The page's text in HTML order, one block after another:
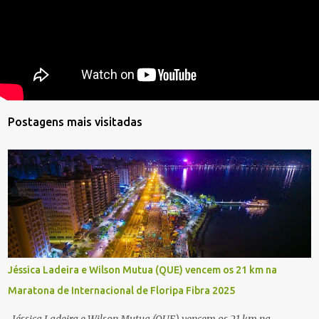
Postagens mais visitadas
Jéssica Ladeira e Wilson Mutua (QUE) vencem os 21 km na
Maratona de Internacional de Floripa Fibra 2025